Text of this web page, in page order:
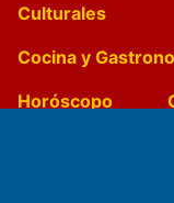
Culturales
Cocina y
Horóscopo